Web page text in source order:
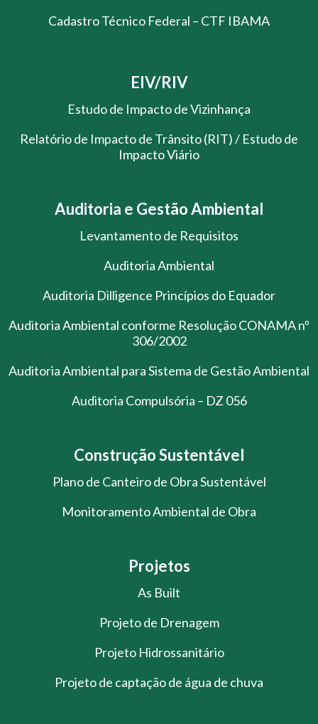
Cadastro Técnico Federal – CTF IBAMA
EIV/RIV
Estudo de Impacto de Vizinhança
Relatório de Impacto de Trânsito (RIT) / Estudo de
Impacto Viário
Auditoria e Gestão Ambiental
Levantamento de Requisitos
Auditoria Ambiental
Auditoria Dilligence Princípios do Equador
Auditoria Ambiental conforme Resolução CONAMA nº
306/2002
Auditoria Ambiental para Sistema de Gestão Ambiental
Auditoria Compulsória – DZ 056
Construção Sustentável
Plano de Canteiro de Obra Sustentável
Monitoramento Ambiental de Obra
Projetos
As Built
Projeto de Drenagem
Projeto Hidrossanitário
Projeto de captação de água de chuva